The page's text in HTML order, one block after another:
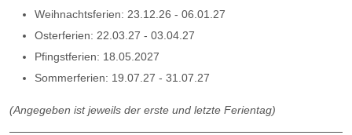
Weihnachtsferien: 23.12.26 - 06.01.27
Osterferien: 22.03.27 - 03.04.27
Pfingstferien: 18.05.2027
Sommerferien: 19.07.27 - 31.07.27
(Angegeben ist jeweils der erste und letzte Ferientag)